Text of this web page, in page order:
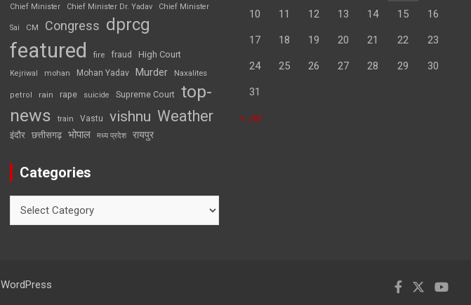
Chief Minister
Chief Minister Dr. Yadav Chief Minister
Sai CM Congress dprcg
featured fire fraud High Court
Kejriwal mohan Mohan Yadav Murder Naxalites
petrol rain rape suicide Supreme Court top-
news
train Vastu vishnu Weather
इंदौर छत्तीसगढ़ भोपाल मध्य प्रदेश रायपुर
Categories
10 11 12 13 14 15 16
17 18 19 20 21 22 23
24 25 26 27 28 29 30
31
« Jul
WordPress